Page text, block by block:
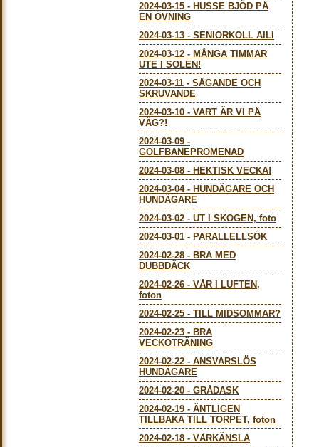
2024-03-15 - HUSSE BJÖD PÅ
EN ÖVNING
2024-03-13 - SENIORKOLL AILI
2024-03-12 - MÅNGA TIMMAR
UTE I SOLEN!
2024-03-11 - SÅGANDE OCH
SKRUVANDE
2024-03-10 - VART ÄR VI PÅ
VÄG?!
2024-03-09 -
GOLFBANEPROMENAD
2024-03-08 - HEKTISK VECKA!
2024-03-04- HUNDÄGARE OCH
HUNDÄGARE
2024-03-02 - UT I SKOGEN, foto
2024-03-01 - PARALLELLSÖK
2024-02-28 - BRA MED
DUBBDÄCK
2024-02-26 - VÅR I LUFTEN,
foton
2024-02-25 - TILL MIDSOMMAR?
2024-02-23 - BRA
VECKOTRÄNING
2024-02-22 - ANSVARSLÖS
HUNDÄGARE
2024-02-20 - GRÅDASK
2024-02-19 - ÄNTLIGEN
TILLBAKA TILL TORPET, foton
2024-02-18 - VÅRKÄNSLA